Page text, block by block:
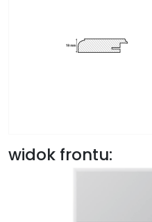
widok frontu: